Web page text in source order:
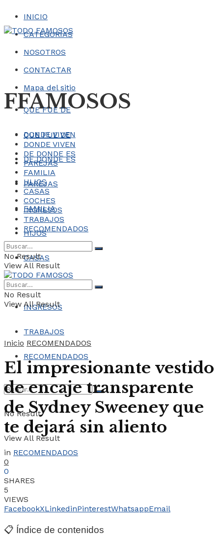
INICIO
CATEGORÍAS
NOSOTROS
CONTACTAR
Mapa del sitio
FFAMOSOS
QUE FUE DE
DONDE VIVEN
DE DONDE ES
PAREJAS
FAMILIA
HIJOS
CASAS
COCHES
INGRESOS
TRABAJOS
RECOMENDADOS
No Result
View All Result
QUE FUE DE
DONDE VIVEN
DE DONDE ES
PAREJAS
FAMILIA
HIJOS
CASAS
COCHES
INGRESOS
TRABAJOS
RECOMENDADOS
No Result
View All Result
No Result
View All Result
Inicio RECOMENDADOS
El impresionante vestido
de encaje transparente
de Sydney Sweeney que
te dejará sin aliento
in RECOMENDADOS
0
0
SHARES
5
VIEWS
FacebookXLinkedinPinterestWhatsappEmail
📋 Índice de contenidos